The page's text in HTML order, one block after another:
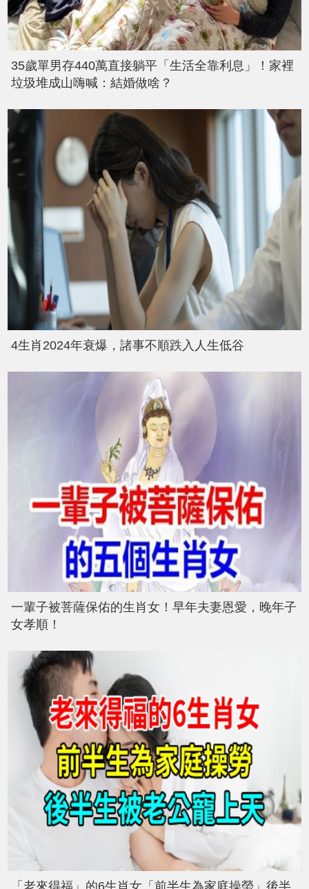
35歲單男存440萬直接躺平「生活全靠利息」！家裡
垃圾堆成山嗨喊：結婚做啥？
4生肖2024年衰爆，諸事不順跌入人生低谷
一輩子被菩薩保佑的生肖女！早年夫妻恩愛，晚年子
女孝順！